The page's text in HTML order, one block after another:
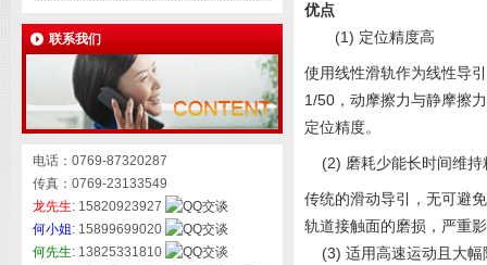
联系我们
电话：0769-87320287
传真：0769-23133549
龙先生: 15820923927
何小姐: 15899699020
何先生: 13825331810
优点
(1) 定位精度高
使用线性滑轨作为线性导
1/50，动摩擦力与静摩擦
定位精度。
(2) 磨耗少能长时间维
传统的滑动导引，无可避
轨道接触面的磨损，严
(3) 适用高速运动且大